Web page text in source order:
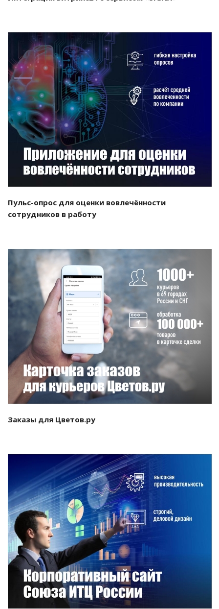
Смотреть проект
Пульс-опрос для оценки вовлечённости
сотрудников в работу
Смотреть проект
Заказы для Цветов.ру
Смотреть проект